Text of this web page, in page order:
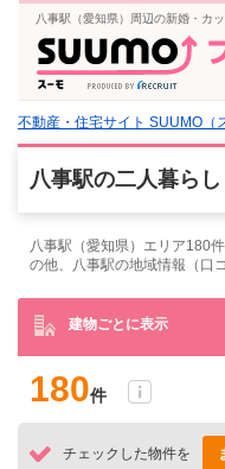
八事駅（愛知県）周辺の新婚・カ
不動産・住宅サイト SUUMO（
八事駅の二人暮ら
八事駅（愛知県）エリア180
の他、八事駅の地域情報（口
建物ごとに表示
180件
チェックした物件を